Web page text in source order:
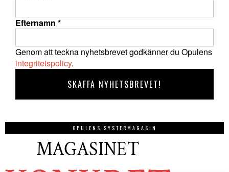
Efternamn *
Genom att teckna nyhetsbrevet godkänner du Opulens
integritetspolicy.
OPULENS SYSTERMAGASIN